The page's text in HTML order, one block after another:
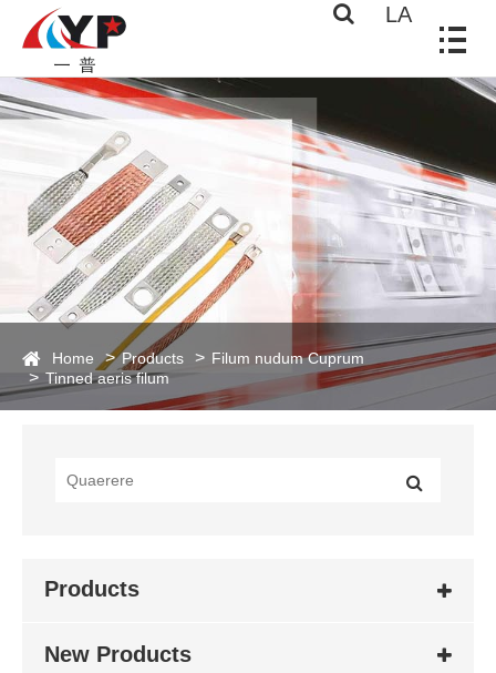
LA
Home Products
Filum nudum Cuprum
Tinned aeris filum
Products
New Products